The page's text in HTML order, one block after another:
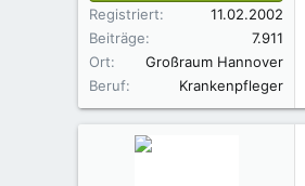
Registriert
11.02.2002
Beiträge
7.911
Ort
Großraum Hannover
Beruf
Krankenpfleger